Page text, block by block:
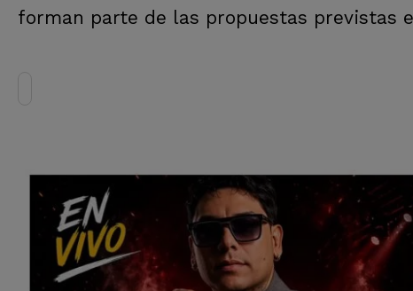
forman parte de las propuestas previstas